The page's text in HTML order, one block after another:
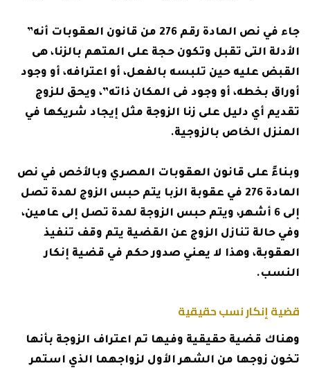
جاء في نص المادة رقم 276 من قانون العقوبات أنه”
الأدلة التى تقبل وتكون حجة على المتهم بالزنا، هى
القبض عليه حين تلبسه بالفعل، أو اعترافه، أو وجود
أوراق بخطه، أو وجود فى المكان ذاته”، ويحق للزوج
تقديم أي دليل على زنا الزوجة مثل إيجاد شريكها في
المنزل الخاص بالزوجية.
وبناءً على قانون العقوبات المصري وبالأخص في نص
المادة 276 في عقوبة الزبا يتم حبس الزوج لمدة تصل
إلى 6 أشهر، ويتم حبس الزوجة لمدة تصل إلى عامين،
وفي حالة تنازل الزوج عن القضية يتم وقف تنفيذ
العقوبة، وهذا لا يعني صدور حكم في قضية إنكار
النسب.
قضية إنكار نسب حقيقية
وهناك قضية حقيقية وفيها تم اعتراف الزوجة بأنها
تخون زوجها من الشهر الأول لزواجهما الذي استمر